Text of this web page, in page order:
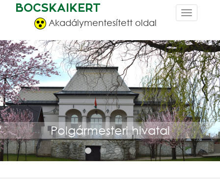
BOCSKAIKERT
Akadálymentesített oldal
Polgármesteri hivatal